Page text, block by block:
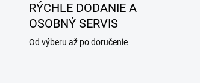
RÝCHLE DODANIE A
OSOBNÝ SERVIS
Od výberu až po doručenie